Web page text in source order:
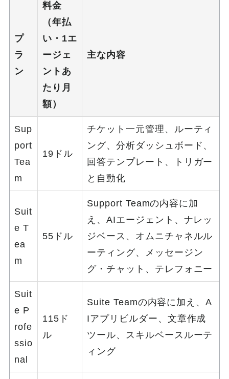
プ
ラ
ン
料金
（年払
い・1エ
ージェ
ントあ
たり月
額）
主な内容
Sup
port
Tea
m
19ドル
チケット一元管理、ルーティ
ング、分析ダッシュボード、
回答テンプレート、トリガー
と自動化
Suit
e T
ea
m
55ドル
Support Teamの内容に加
え、AIエージェント、ナレッ
ジベース、オムニチャネルル
ーティング、メッセージン
グ・チャット、テレフォニー
Suit
e P
rofe
ssio
nal
115ド
ル
Suite Teamの内容に加え、A
Iアプリビルダー、文章作成
ツール、スキルベースルーテ
ィング